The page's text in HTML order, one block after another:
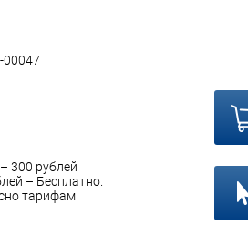
00047
300 рублей
– Бесплатно.
тарифам